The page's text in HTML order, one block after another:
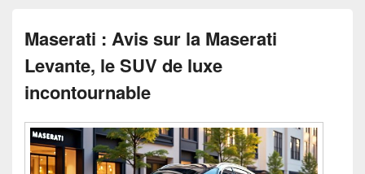
Maserati : Avis sur la Maserati
Levante, le SUV de luxe
incontournable